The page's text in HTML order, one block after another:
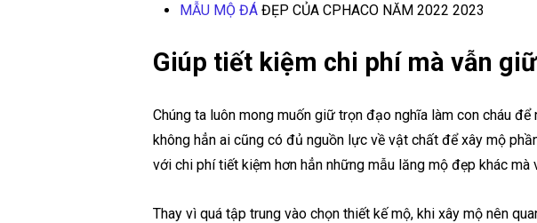
MẪU MỘ ĐÁ ĐẸP CỦA CPHACO NĂM 2022 2023
Giúp tiết kiệm chi phí mà vẫn
Chúng ta luôn mong muốn giữ trọn đạo nghĩa làm con cháu
không hẳn ai cũng có đủ nguồn lực về vật chất để xây mộ
với chi phí tiết kiệm hơn hẳn những mẫu lăng mộ đẹp khác
Thay vì quá tập trung vào chọn thiết kế mộ, khi xây mộ nên